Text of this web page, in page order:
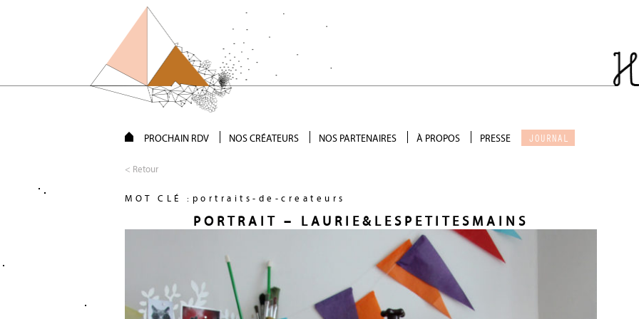
PROCHAIN RDV NOS CRÉATEURS NOS PARTENAIRES À PROPOS PRESSE JOURNAL
< Retour
MOT CLÉ :portraits-de-createurs
PORTRAIT – LAURIE&LESPETITESMAINS